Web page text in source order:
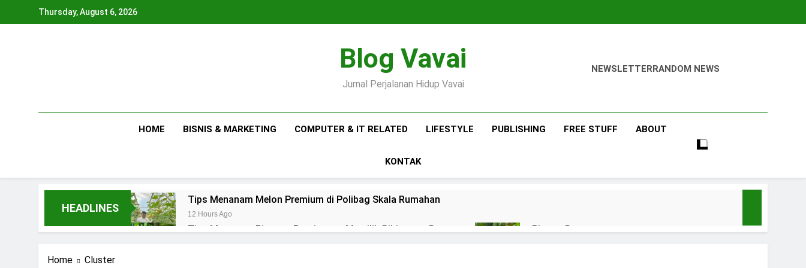
Thursday, August 6, 2026
Blog Vavai
Jurnal Perjalanan Hidup Vavai
NEWSLETTERRANDOM NEWS
HOME BISNIS & MARKETING COMPUTER & IT RELATED LIFESTYLE PUBLISHING FREE STUFF ABOUT
KONTAK
HEADLINES
Tips Menanam Melon Premium di Polibag Skala Rumahan
12 Hours Ago
Tips Menanam Pisang : Pentingnya Memilih Bibit yang Bagus Pisang Barangan
Home Cluster